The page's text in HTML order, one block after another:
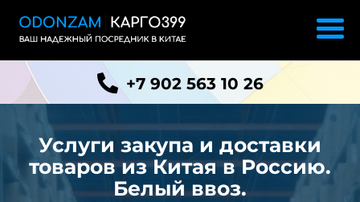
+7 902 563 10 26
Услуги закупа и доставки
товаров из Китая в Россию.
Белый ввоз.